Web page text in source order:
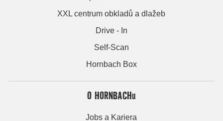
XXL centrum obkladů a dlažeb
Drive - In
Self-Scan
Hornbach Box
O HORNBACHu
Jobs a Kariera